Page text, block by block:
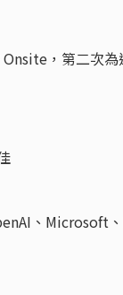
，第二次為
、Microsoft